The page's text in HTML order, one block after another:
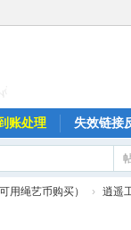
账处理 失效链接
用绳艺币购买） › 逍遥